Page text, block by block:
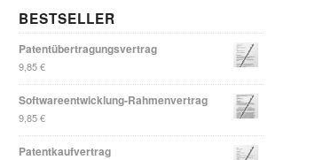
BESTSELLER
Patentübertragungsvertrag
9,85€
Softwareentwicklung-Rahmenvertrag
9,85€
Patentkaufvertrag